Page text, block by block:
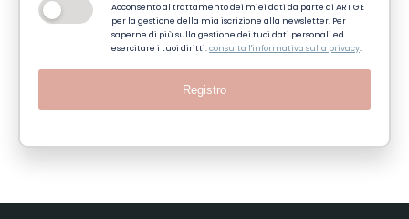
Acconsento al trattamento dei miei dati da parte di ART GE
per la gestione della mia iscrizione alla newsletter. Per
saperne di più sulla gestione dei tuoi dati personali ed
esercitare i tuoi diritti:consulta l'informativa sulla privacy.
Registro